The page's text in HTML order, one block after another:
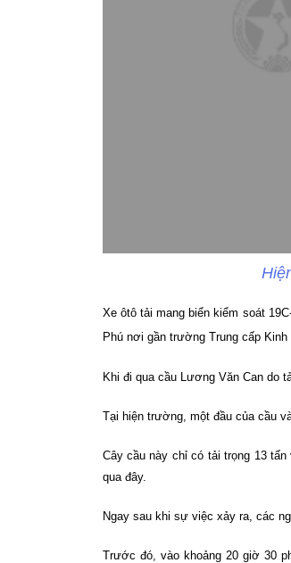
Xe ôtô tải mang biển kiểm soát
Phú nơi gần trường Trung cấp
Khi đi qua cầu Lương Văn Can do
Tại hiện trường, một đầu của cầu
Cây cầu này chỉ có tải trọng 13
qua đây.
Ngay sau khi sự việc xảy ra, các
Trước đó, vào khoảng 20 giờ 30